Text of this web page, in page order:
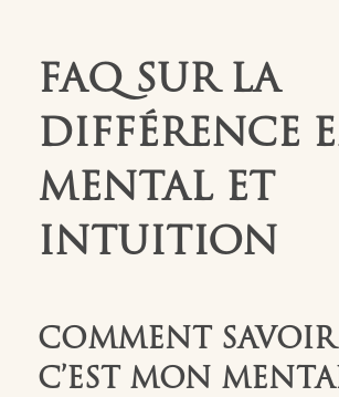
FAQ SUR LA
DIFFÉRENCE
MENTAL ET
INTUITION
COMMENT
C’EST MON